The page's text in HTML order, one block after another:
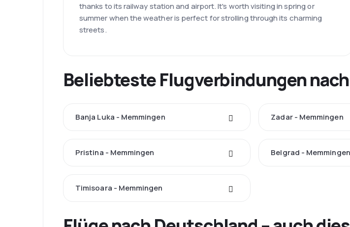
thanks to its railway station and airport. It's worth visiting in spring or
summer when the weather is perfect for strolling through its charming
streets.
Beliebteste Flugverbindungen
Banja Luka - Memmingen Zadar - Memmingen
Pristina - Memmingen Belgrad - Memmingen
Timisoara - Memmingen